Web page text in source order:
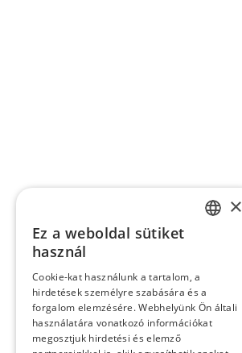
CZECH
ENGLISH
POLISH
×
Ez a weboldal sütiket
használ
Cookie-kat használunk a tartalom, a
hirdetések személyre szabására és a
forgalom elemzésére. Webhelyünk Ön általi
használatára vonatkozó információkat
megosztjuk hirdetési és elemző